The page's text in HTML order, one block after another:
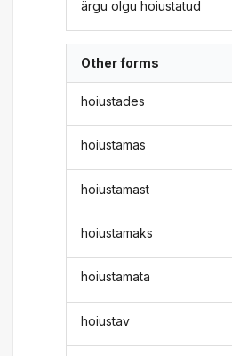
ärgu olgu hoiustatud
Other forms
hoiustades
hoiustamas
hoiustamast
hoiustamaks
hoiustamata
hoiustav